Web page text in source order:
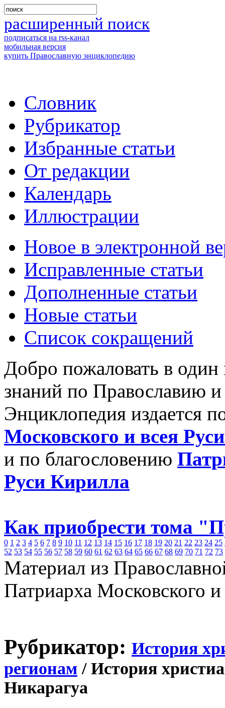
расширенный поиск
подписаться на rss-канал
мобильная версия
купить Православную энциклопедию
Словник
Рубрикатор
Избранные статьи
От редакции
Календарь
Иллюстрации
Новое в электронной
Исправленные статьи
Дополненные статьи
Новые статьи
Список сокращений
Добро пожаловать в
знаний по Православию
Энциклопедия издается
Московского и всея
и по благословению
Руси Кирилла
Как приобрести тома
0 1 2 3 4 5 6 7 8 9 10 11 12 13 14 15 16 17 18 19 20 21 22 23 24 25
52 53 54 55 56 57 58 59 60 61 62 63 64 65 66 67 68 69 70 71 72 73
Материал из
Патриарха Московского
Рубрикатор: История
регионам / История
Никарагуа